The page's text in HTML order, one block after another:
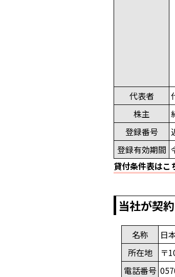
代表者
株主
登録番号
登録有効期間
貸付条件表はこ
当社が契
名称
日
所在地
〒
電話番号